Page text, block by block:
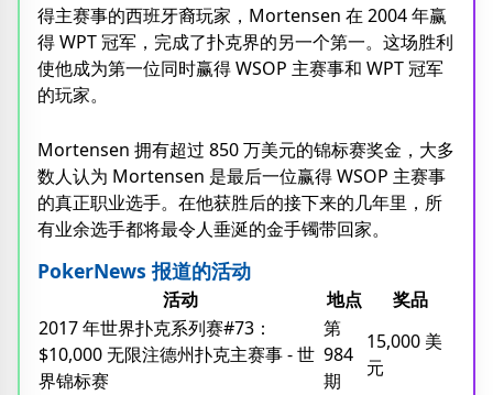
得主赛事的西班牙裔玩家，Mortensen 在 2004 年赢
得 WPT 冠军，完成了扑克界的另一个第一。这场胜利
使他成为第一位同时赢得 WSOP 主赛事和 WPT 冠军
的玩家。
Mortensen 拥有超过 850 万美元的锦标赛奖金，大多
数人认为 Mortensen 是最后一位赢得 WSOP 主赛事
的真正职业选手。在他获胜后的接下来的几年里，所
有业余选手都将最令人垂涎​​的金手镯带回家。
PokerNews 报道的活动
活动 地点
奖品
2017 年世界扑克系列赛#73：
$10,000 无限注德州扑克主赛事 - 世
界锦标赛
第
984
期
15,000 美
元